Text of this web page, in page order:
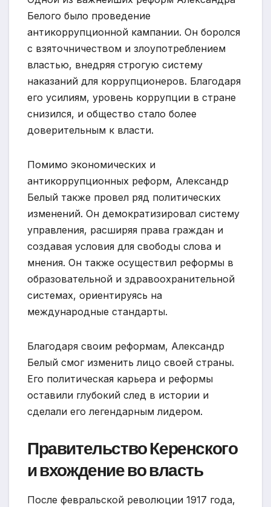
Белого было проведение
антикоррупционной кампании. Он боролся
с взяточничеством и злоупотреблением
властью, внедряя строгую систему
наказаний для коррупционеров. Благодаря
его усилиям, уровень коррупции в стране
снизился, и общество стало более
доверительным к власти.
Помимо экономических и
антикоррупционных реформ, Александр
Белый также провел ряд политических
изменений. Он демократизировал систему
управления, расширяя права граждан и
создавая условия для свободы слова и
мнения. Он также осуществил реформы в
образовательной и здравоохранительной
системах, ориентируясь на
международные стандарты.
Благодаря своим реформам, Александр
Белый смог изменить лицо своей страны.
Его политическая карьера и реформы
оставили глубокий след в истории и
сделали его легендарным лидером.
Правительство Керенского
и вхождение во власть
После февральской революции 1917 года,